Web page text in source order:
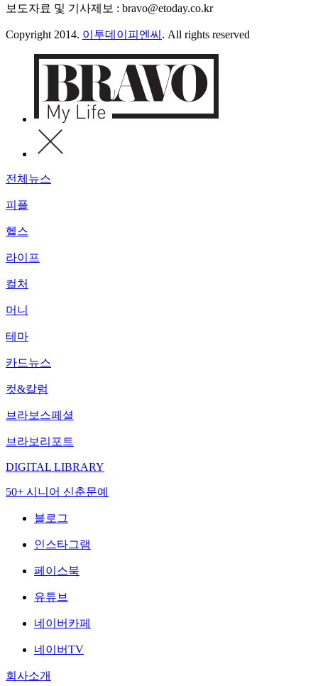
보도자료 및 기사제보 : bravo@etoday.co.kr
Copyright 2014. 이투데이피엔씨 . All rights reserved
전체뉴스
피플
헬스
라이프
컬처
머니
테마
카드뉴스
컷&칼럼
브라보스페셜
브라보리포트
DIGITAL LIBRARY
50+ 시니어 신춘문예
블로그
인스타그램
페이스북
유튜브
네이버카페
네이버TV
회사소개